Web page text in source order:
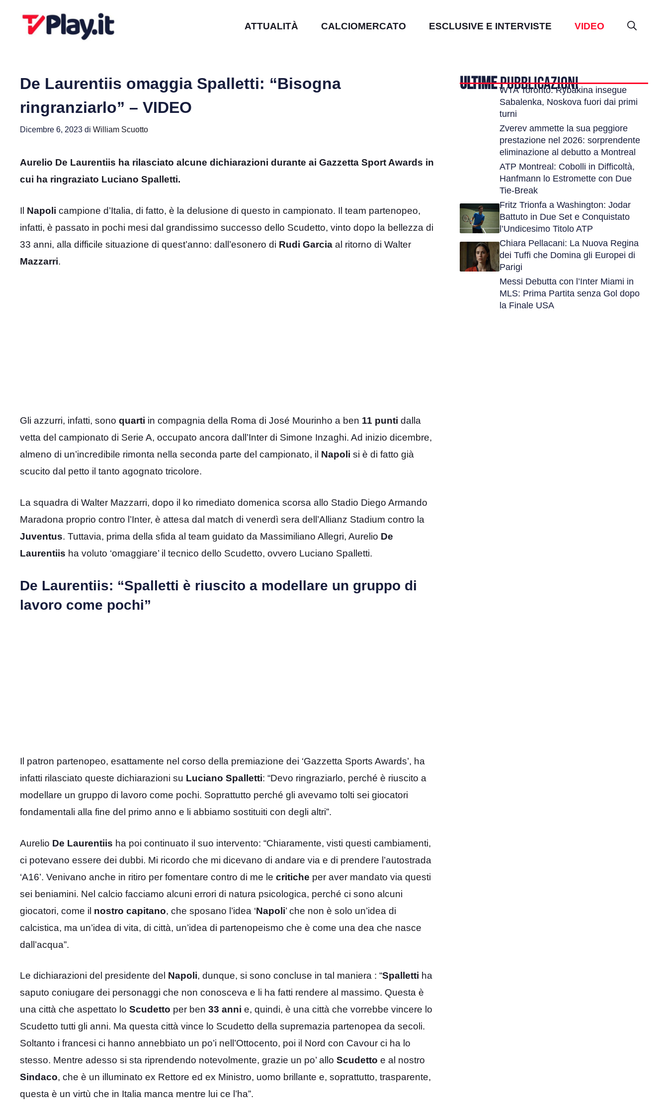
ATTUALITÀ CALCIOMERCATO ESCLUSIVE E INTERVISTE VIDEO
De Laurentiis omaggia Spalletti: “Bisogna
ringranziarlo” – VIDEO
Dicembre 6, 2023 di William Scuotto
Aurelio De Laurentiis ha rilasciato alcune dichiarazioni durante ai Gazzetta Sport Awards in
cui ha ringraziato Luciano Spalletti.
Il Napoli campione d’Italia, di fatto, è la delusione di questo in campionato. Il team partenopeo,
infatti, è passato in pochi mesi dal grandissimo successo dello Scudetto, vinto dopo la bellezza di
33 anni, alla difficile situazione di quest’anno: dall’esonero di Rudi Garcia al ritorno di Walter
Mazzarri.
Gli azzurri, infatti, sono quarti in compagnia della Roma di José Mourinho a ben 11 punti dalla
vetta del campionato di Serie A, occupato ancora dall’Inter di Simone Inzaghi. Ad inizio dicembre,
almeno di un’incredibile rimonta nella seconda parte del campionato, il Napoli si è di fatto già
scucito dal petto il tanto agognato tricolore.
La squadra di Walter Mazzarri, dopo il ko rimediato domenica scorsa allo Stadio Diego Armando
Maradona proprio contro l’Inter, è attesa dal match di venerdì sera dell’Allianz Stadium contro la
Juventus. Tuttavia, prima della sfida al team guidato da Massimiliano Allegri, Aurelio De
Laurentiis ha voluto ‘omaggiare’ il tecnico dello Scudetto, ovvero Luciano Spalletti.
De Laurentiis: “Spalletti è riuscito a modellare un gruppo di
lavoro come pochi”
Il patron partenopeo, esattamente nel corso della premiazione dei ‘Gazzetta Sports Awards’, ha
infatti rilasciato queste dichiarazioni su Luciano Spalletti: “Devo ringraziarlo, perché è riuscito a
modellare un gruppo di lavoro come pochi. Soprattutto perché gli avevamo tolti sei giocatori
fondamentali alla fine del primo anno e li abbiamo sostituiti con degli altri”.
Aurelio De Laurentiis ha poi continuato il suo intervento: “Chiaramente, visti questi cambiamenti,
ci potevano essere dei dubbi. Mi ricordo che mi dicevano di andare via e di prendere l’autostrada
‘A16’. Venivano anche in ritiro per fomentare contro di me le critiche per aver mandato via questi
sei beniamini. Nel calcio facciamo alcuni errori di natura psicologica, perché ci sono alcuni
giocatori, come il nostro capitano, che sposano l’idea ‘Napoli’ che non è solo un’idea di
calcistica, ma un’idea di vita, di città, un’idea di partenopeismo che è come una dea che nasce
dall’acqua”.
Le dichiarazioni del presidente del Napoli, dunque, si sono concluse in tal maniera : “Spalletti ha
saputo coniugare dei personaggi che non conosceva e li ha fatti rendere al massimo. Questa è
una città che aspettato lo Scudetto per ben 33 anni e, quindi, è una città che vorrebbe vincere lo
Scudetto tutti gli anni. Ma questa città vince lo Scudetto della supremazia partenopea da secoli.
Soltanto i francesi ci hanno annebbiato un po’i nell’Ottocento, poi il Nord con Cavour ci ha lo
stesso. Mentre adesso si sta riprendendo notevolmente, grazie un po’ allo Scudetto e al nostro
Sindaco, che è un illuminato ex Rettore ed ex Ministro, uomo brillante e, soprattutto, trasparente,
questa è un virtù che in Italia manca mentre lui ce l’ha”.
ULTIMEPUBBLICAZIONI
WTA Toronto: Rybakina insegue
Sabalenka, Noskova fuori dai primi
turni
Zverev ammette la sua peggiore
prestazione nel 2026: sorprendente
eliminazione al debutto a Montreal
ATP Montreal: Cobolli in Difficoltà,
Hanfmann lo Estromette con Due
Tie-Break
Fritz Trionfa a Washington: Jodar
Battuto in Due Set e Conquistato
l’Undicesimo Titolo ATP
Chiara Pellacani: La Nuova Regina
dei Tuffi che Domina gli Europei di
Parigi
Messi Debutta con l’Inter Miami in
MLS: Prima Partita senza Gol dopo
la Finale USA